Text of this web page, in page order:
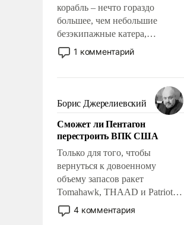
корабль – нечто гораздо
большее, чем небольшие
безэкипажные катера,
применение которых уже
стало обыденностью. Задача по
сложна и амбициозна. Однако
и ее реализация радикально
поднимет наши боевые
возможности.
1 комментарий
Борис Джерелиевский
Сможет ли Пентагон
перестроить ВПК США
Только для того, чтобы
вернуться к довоенному
объему запасов ракет
Tomahawk, THAAD и Patriot
США потребуется более трех
лет. Даже небольшая война с
4 комментария